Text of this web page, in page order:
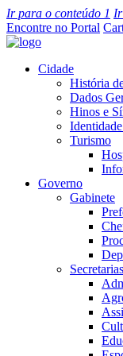
Ir para o conteúdo 1
Encontre no Portal
Cidade
História
Dados
Hinos e
Turismo
Governo
Gabinete
Secretarias